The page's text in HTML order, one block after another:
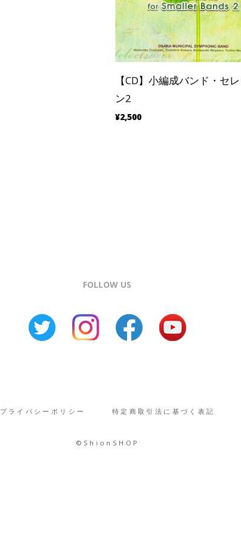
【CD】小編成バンド・セ
ン2
¥2,500
FOLLOW US
プライバシーポリシー 特定商取引法に基づく表記
©︎ShionSHOP